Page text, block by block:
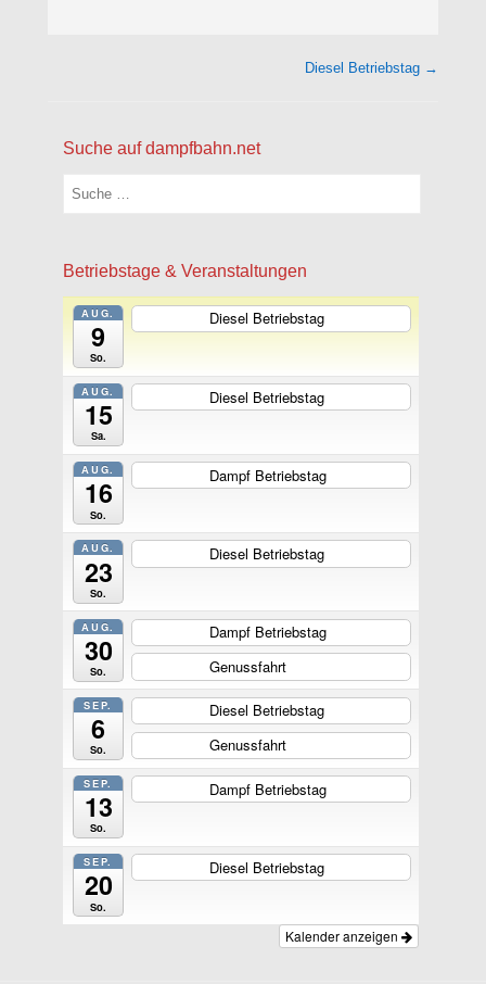
Diesel Betriebstag →
Suche auf dampfbahn.net
Suchen
Betriebstage & Veranstaltungen
AUG.
9
So.
Diesel Betriebstag
AUG.
15
Sa.
Diesel Betriebstag
AUG.
16
So.
Dampf Betriebstag
AUG.
23
So.
Diesel Betriebstag
AUG.
30
So.
Dampf Betriebstag
Genussfahrt
SEP.
6
So.
Diesel Betriebstag
Genussfahrt
SEP.
13
So.
Dampf Betriebstag
SEP.
20
So.
Diesel Betriebstag
Kalender anzeigen